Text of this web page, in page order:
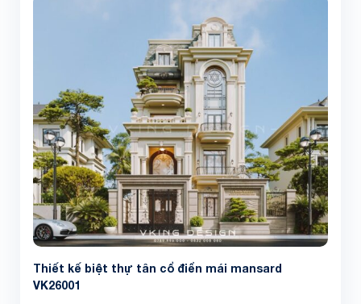
Thiết kế biệt thự tân cổ điển mái mansard
VK26001